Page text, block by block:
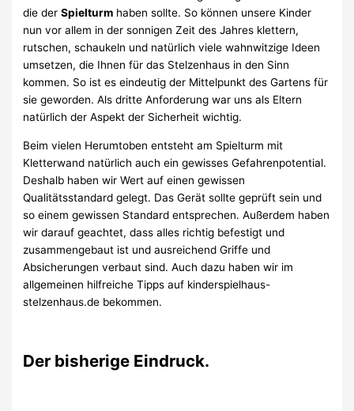
die derSpielturm haben sollte. So können unsere Kinder
nun vor allem in der sonnigen Zeit des Jahres klettern,
rutschen, schaukeln und natürlich viele wahnwitzige Ideen
umsetzen, die Ihnen für das Stelzenhaus in den Sinn
kommen. So ist es eindeutig der Mittelpunkt des Gartens für
sie geworden. Als dritte Anforderung war uns als Eltern
natürlich der Aspekt der Sicherheit wichtig.
Beim vielen Herumtoben entsteht am Spielturm mit
Kletterwand natürlich auch ein gewisses Gefahrenpotential.
Deshalb haben wir Wert auf einen gewissen
Qualitätsstandard gelegt. Das Gerät sollte geprüft sein und
so einem gewissen Standard entsprechen. Außerdem haben
wir darauf geachtet, dass alles richtig befestigt und
zusammengebaut ist und ausreichend Griffe und
Absicherungen verbaut sind. Auch dazu haben wir im
allgemeinen hilfreiche Tipps auf kinderspielhaus-
stelzenhaus.de bekommen.
Der bisherige Eindruck.